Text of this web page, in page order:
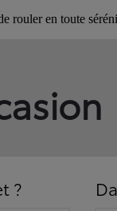
rouler en toute
?